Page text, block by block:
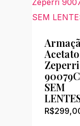
Acetato
Zeperri
SEM
R$